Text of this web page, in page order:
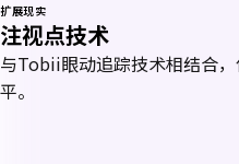
扩展现实
注视点技术
与Tobii眼动追踪技术相结合
平。